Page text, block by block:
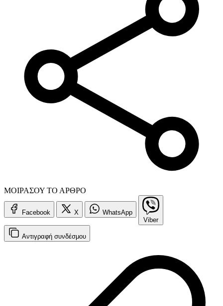
ΜΟΙΡΑΣΟΥ ΤΟ ΑΡΘΡΟ
Facebook X
WhatsApp
Viber
Αντιγραφή συνδέσμου